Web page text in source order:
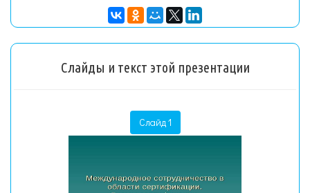
Слайды и текст этой презентации
Слайд 1